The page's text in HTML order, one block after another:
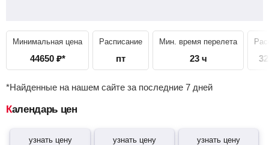
Минимальная цена
44650 ₽*
Расписание
пт
Мин. время перелета
23 ч
*Найденные на нашем сайте за последние 7 дней
Календарь цен
узнать цену узнать цену узнать цену